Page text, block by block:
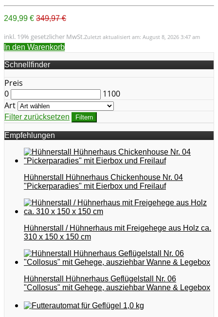
249,99 € 349,97 €
inkl. 19% gesetzlicher MwSt.Zuletzt aktualisiert am: August 8, 2026 3:47 am
In den Warenkorb
Schnellfinder
Preis
0
1100
Art
Filter zurücksetzen Filtern
Empfehlungen
Hühnerstall Hühnerhaus Chickenhouse Nr. 04
"Pickerparadies" mit Eierbox und Freilauf
Hühnerstall / Hühnerhaus mit Freigehege aus Holz ca.
310 x 150 x 150 cm
Hühnerstall Hühnerhaus Geflügelstall Nr. 06
"Collosus" mit Gehege, ausziehbar Wanne & Legebox